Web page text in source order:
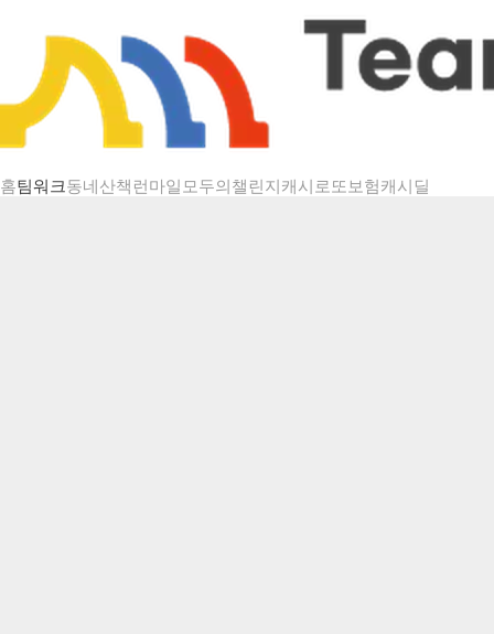
홈팀워크동네산책 런마일모두의챌린지캐시로또보험캐시딜
챌린지 상세